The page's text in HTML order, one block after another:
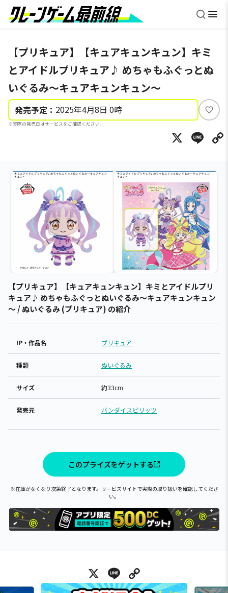
【プリキュア】【キュアキュンキュン】キミ
とアイドルプリキュア♪ めちゃもふぐっとぬ
いぐるみ～キュアキュンキュン～
発売予定： 2025年4月8日 0時
※実際の発売日はサービスをご確認ください。
い
ね
X
【プリキュア】【キュアキュンキュン】キミとアイドルプリ
キュア♪ めちゃもふぐっとぬいぐるみ～キュアキュンキュン
～ / ぬいぐるみ (プリキュア) の紹介
IP・作品名 プリキュア
種類 ぬいぐるみ
サイズ 約33cm
発売元 バンダイスピリッツ
このプライズをゲットする
※在庫がなくなり次第終了となります。サービスサイトで実際の取り扱いを確認してくださ
い。
X Line